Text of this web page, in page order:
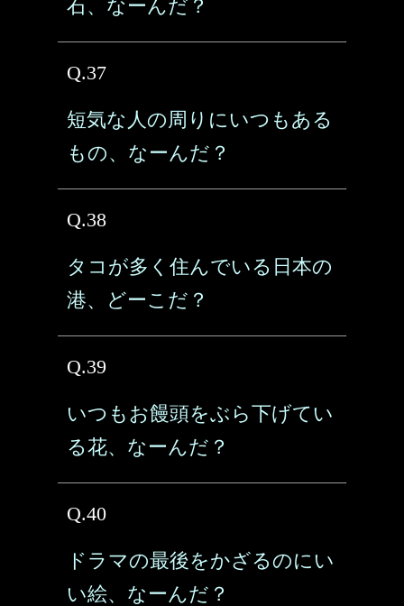
石、なーんだ？
Q.37
短気な人の周りにいつもある
もの、なーんだ？
Q.38
タコが多く住んでいる日本の
港、どーこだ？
Q.39
いつもお饅頭をぶら下げてい
る花、なーんだ？
Q.40
ドラマの最後をかざるのにい
い絵、なーんだ？